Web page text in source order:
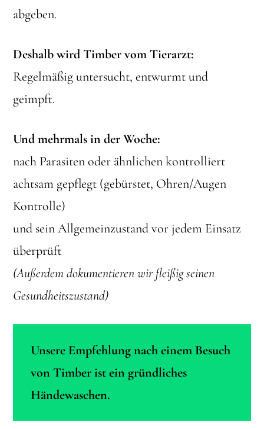
abgeben.
Deshalb wird Timber vom Tierarzt:
Regelmäßig untersucht, entwurmt und
geimpft.
Und mehrmals in der Woche:
nach Parasiten oder ähnlichen kontrolliert
achtsam gepflegt (gebürstet, Ohren/Augen
Kontrolle)
und sein Allgemeinzustand vor jedem Einsatz
überprüft
(Außerdem dokumentieren wir fleißig seinen
Gesundheitszustand)
Unsere Empfehlung nach einem Besuch
von Timber ist ein gründliches
Händewaschen.